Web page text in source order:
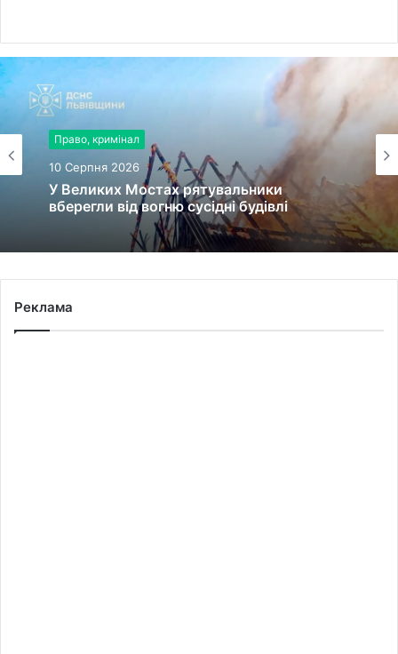
Право, кримінал
10 Серпня 2026
У Великих Мостах рятувальники
вберегли від вогню сусідні будівлі
Реклама